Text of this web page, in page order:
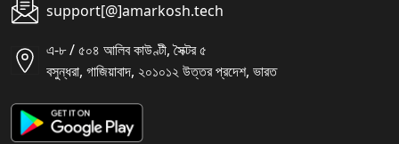
support[@]amarkosh.tech
এ-৮ / ৫০৪ আলিব কাউণ্টী, সৈক্টর ৫
বসুন্ধরা, গাজিয়াবাদ, ২০১০১২ উত্তর প্রদেশ, ভারত